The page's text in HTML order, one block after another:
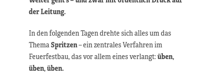
der Leitung.
In den folgenden Tagen drehte sich alles um das
ThemaSpritzen– ein zentrales Verfahren im
Feuerfestbau, das vor allem eines verlangt:üben,
üben, üben.